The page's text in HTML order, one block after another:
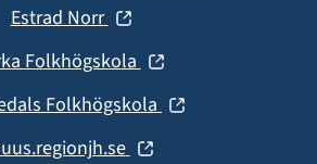
Estrad Norr (öppnas
nytt
fönster)
Folkhögskola (öppnas
nytt
fönster)
Folkhögskola (öppnas
(öppnas